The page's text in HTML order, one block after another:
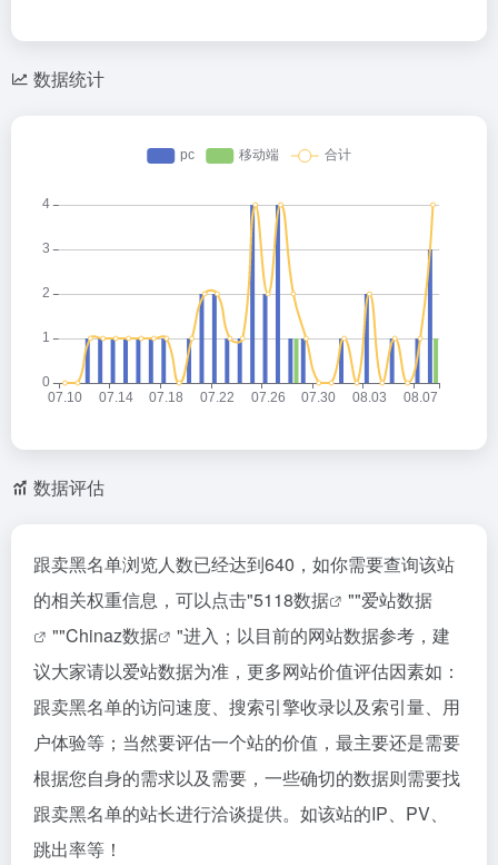
数据统计
数据评估
跟卖黑名单浏览人数已经达到640，如你需要查询该站
的相关权重信息，可以点击"5118数据 ""爱站数据
""Chinaz数据
"进入；以目前的网站数据参考，建
议大家请以爱站数据为准，更多网站价值评估因素如：
跟卖黑名单的访问速度、搜索引擎收录以及索引量、用
户体验等；当然要评估一个站的价值，最主要还是需要
根据您自身的需求以及需要，一些确切的数据则需要找
跟卖黑名单的站长进行洽谈提供。如该站的IP、PV、
跳出率等！